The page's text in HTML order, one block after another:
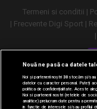
Termeni si conditii
Frecvente Digi Sport
Nouă ne pasă ca datele
Noi și partenerii noștri30stocăm și/sau
datelor cu caracter personal. Puteți
politica de confidențialitate. Aceste
Noi si partenerii nostri (retelele de
analitice) prelucram date pentru a
in functie de interesele si/sau profilul